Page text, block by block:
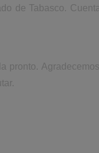
de Tabasco.
pronto.